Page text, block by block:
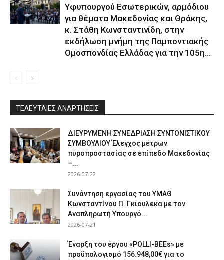
Υφυπουργού Εσωτερικών, αρμόδιου
για θέματα Μακεδονίας και Θράκης,
κ. Στάθη Κωνσταντινίδη, στην
εκδήλωση μνήμη της Παμποντιακής
Ομοσπονδίας Ελλάδας για την 105η...
ΤΕΛΕΥΤΑΙΕΣ ΑΝΑΡΤΗΣΕΙΣ
ΔΙΕΥΡΥΜΕΝΗ ΣΥΝΕΔΡΙΑΣΗ ΣΥΝΤΟΝΙΣΤΙΚΟΥ
ΣΥΜΒΟΥΛΙΟΥ Έλεγχος μέτρων
πυροπροστασίας σε επίπεδο Μακεδονίας
–...
2026-07-22
Συνάντηση εργασίας του ΥΜΑΘ
Κωνσταντίνου Π. Γκιουλέκα με τον
Αναπληρωτή Υπουργό...
2026-07-21
Έναρξη του έργου «POLLI-BEEs» με
προϋπολογισμό 156.948,00€ για το